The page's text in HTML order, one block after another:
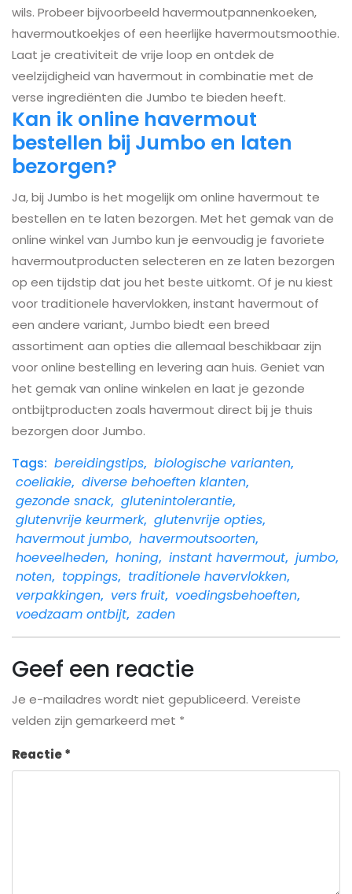
wils. Probeer bijvoorbeeld havermoutpannenkoeken,
havermoutkoekjes of een heerlijke havermoutsmoothie.
Laat je creativiteit de vrije loop en ontdek de
veelzijdigheid van havermout in combinatie met de
verse ingrediënten die Jumbo te bieden heeft.
Kan ik online havermout
bestellen bij Jumbo en laten
bezorgen?
Ja, bij Jumbo is het mogelijk om online havermout te
bestellen en te laten bezorgen. Met het gemak van de
online winkel van Jumbo kun je eenvoudig je favoriete
havermoutproducten selecteren en ze laten bezorgen
op een tijdstip dat jou het beste uitkomt. Of je nu kiest
voor traditionele havervlokken, instant havermout of
een andere variant, Jumbo biedt een breed
assortiment aan opties die allemaal beschikbaar zijn
voor online bestelling en levering aan huis. Geniet van
het gemak van online winkelen en laat je gezonde
ontbijtproducten zoals havermout direct bij je thuis
bezorgen door Jumbo.
Tags: bereidingstips, biologische varianten,
coeliakie, diverse behoeften klanten,
gezonde snack, glutenintolerantie,
glutenvrije keurmerk, glutenvrije opties,
havermout jumbo, havermoutsoorten,
hoeveelheden, honing, instant havermout, jumbo,
noten, toppings, traditionele havervlokken,
verpakkingen, vers fruit, voedingsbehoeften,
voedzaam ontbijt, zaden
Geef een reactie
Je e-mailadres wordt niet gepubliceerd. Vereiste
velden zijn gemarkeerd met *
Reactie*